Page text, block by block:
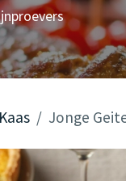
Kaas Jonge